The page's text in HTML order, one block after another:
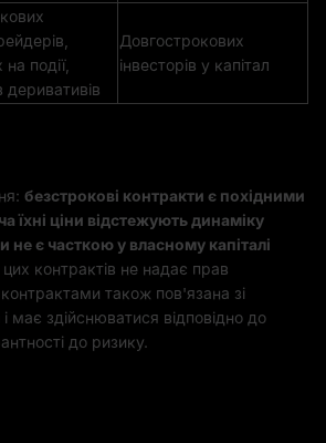
події,
деривативів
Довгострокових
інвесторів у капітал
безстрокові контракти є похідними
їхні ціни відстежують динаміку
не є часткою у власному капіталі
контрактів не надає прав
контрактами також пов'язана зі
має здійснюватися відповідно до
до ризику.